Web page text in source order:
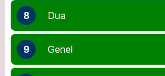
8 Dua
9 Genel